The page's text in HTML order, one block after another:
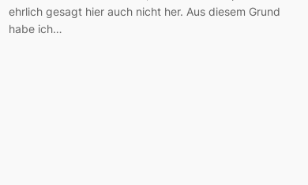
ehrlich gesagt hier auch nicht her. Aus diesem Grund
habe ich…